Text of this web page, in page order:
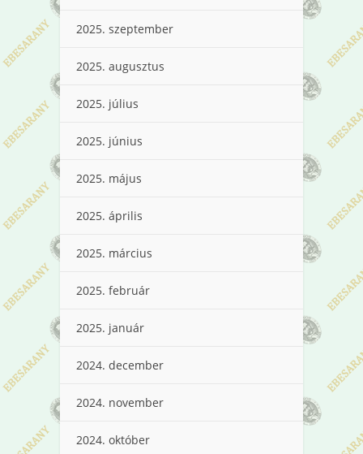
2025. szeptember
2025. augusztus
2025. július
2025. június
2025. május
2025. április
2025. március
2025. február
2025. január
2024. december
2024. november
2024. október